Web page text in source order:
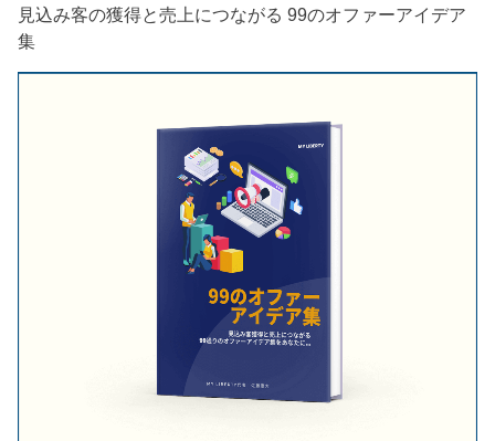
見込み客の獲得と売上につながる 99のオファーアイデア
集